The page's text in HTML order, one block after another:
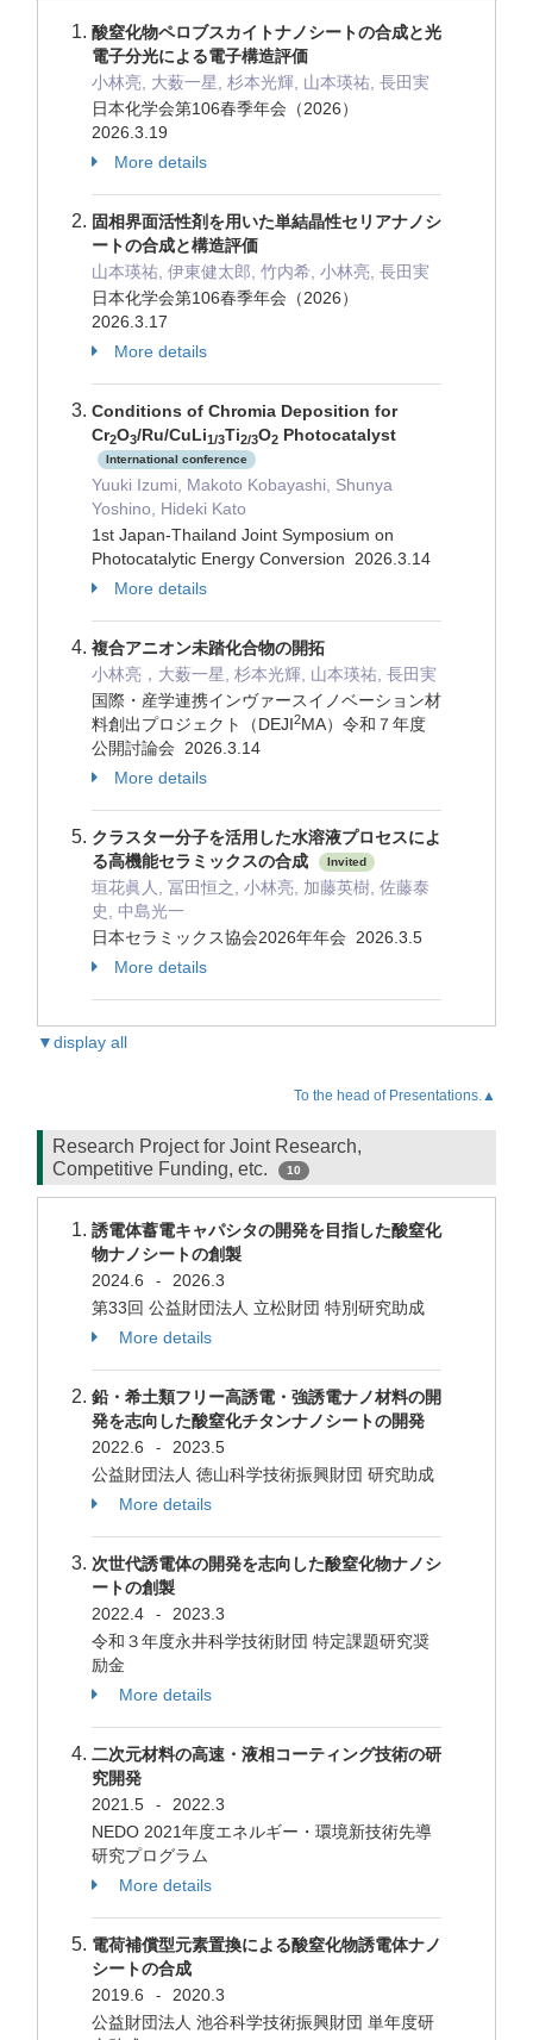
酸窒化物ペロブスカイトナノシートの合成と光
電子分光による電子構造評価
小林亮, 大薮一星, 杉本光輝, 山本瑛祐, 長田実
日本化学会第106春季年会（2026）
2026.3.19
More details
固相界面活性剤を用いた単結晶性セリアナノシ
ートの合成と構造評価
山本瑛祐, 伊東健太郎, 竹内希, 小林亮, 長田実
日本化学会第106春季年会（2026）
2026.3.17
More details
Conditions of Chromia Deposition for
Cr2O3/Ru/CuLi1/3Ti2/3O2 Photocatalyst
International conference
Yuuki Izumi, Makoto Kobayashi, Shunya
Yoshino, Hideki Kato
1st Japan-Thailand Joint Symposium on
Photocatalytic Energy Conversion 2026.3.14
More details
複合アニオン未踏化合物の開拓
小林亮，大薮一星, 杉本光輝, 山本瑛祐, 長田実
国際・産学連携インヴァースイノベーション材
料創出プロジェクト（DEJI2MA）令和７年度
公開討論会 2026.3.14
More details
クラスター分子を活用した水溶液プロセスによ
る高機能セラミックスの合成
Invited
垣花眞人, 冨田恒之, 小林亮, 加藤英樹, 佐藤泰
史, 中島光一
日本セラミックス協会2026年年会 2026.3.5
More details
▼display all
To the head of Presentations.▲
Research Project for Joint Research,
Competitive Funding, etc.
10
誘電体蓄電キャパシタの開発を目指した酸窒化
物ナノシートの創製
2024.6
-
2026.3
第33回 公益財団法人 立松財団 特別研究助成
More details
鉛・希土類フリー高誘電・強誘電ナノ材料の開
発を志向した酸窒化チタンナノシートの開発
2022.6
-
2023.5
公益財団法人 徳山科学技術振興財団 研究助成
More details
次世代誘電体の開発を志向した酸窒化物ナノシ
ートの創製
2022.4
-
2023.3
令和３年度永井科学技術財団 特定課題研究奨
励金
More details
二次元材料の高速・液相コーティング技術の研
究開発
2021.5
-
2022.3
NEDO 2021年度エネルギー・環境新技術先導
研究プログラム
More details
電荷補償型元素置換による酸窒化物誘電体ナノ
シートの合成
2019.6
-
2020.3
公益財団法人 池谷科学技術振興財団 単年度研